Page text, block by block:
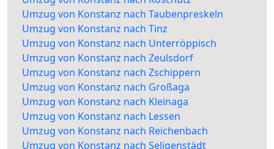
Umzug von Konstanz nach Taubenpreskeln
Umzug von Konstanz nach Tinz
Umzug von Konstanz nach Unterröppisch
Umzug von Konstanz nach Zeulsdorf
Umzug von Konstanz nach Zschippern
Umzug von Konstanz nach Großaga
Umzug von Konstanz nach Kleinaga
Umzug von Konstanz nach Lessen
Umzug von Konstanz nach Reichenbach
Umzug von Konstanz nach Seligenstädt